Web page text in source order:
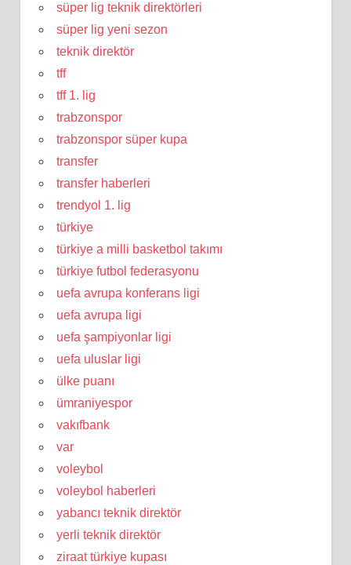
süper lig teknik direktörleri
süper lig yeni sezon
teknik direktör
tff
tff 1. lig
trabzonspor
trabzonspor süper kupa
transfer
transfer haberleri
trendyol 1. lig
türkiye
türkiye a milli basketbol takımı
türkiye futbol federasyonu
uefa avrupa konferans ligi
uefa avrupa ligi
uefa şampiyonlar ligi
uefa uluslar ligi
ülke puanı
ümraniyespor
vakıfbank
var
voleybol
voleybol haberleri
yabancı teknik direktör
yerli teknik direktör
ziraat türkiye kupası